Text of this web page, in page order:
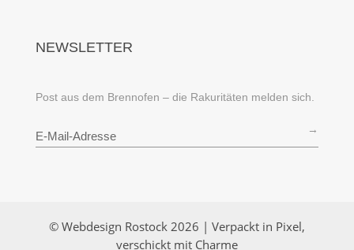
NEWSLETTER
Post aus dem Brennofen – die Rakuritäten melden sich.
→
© Webdesign Rostock 2026 | Verpackt in Pixel,
verschickt mit Charme